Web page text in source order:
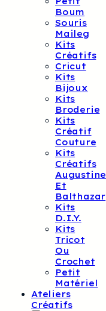
Boum
Souris
Maileg
Kits
Créatifs
Cricut
Kits
Bijoux
Kits
Broderie
Kits
Créatif
Couture
Kits
Créatifs
Augustine
Et
Balthazar
Kits
D.I.Y.
Kits
Tricot
Ou
Crochet
Petit
Matériel
Ateliers
Créatifs